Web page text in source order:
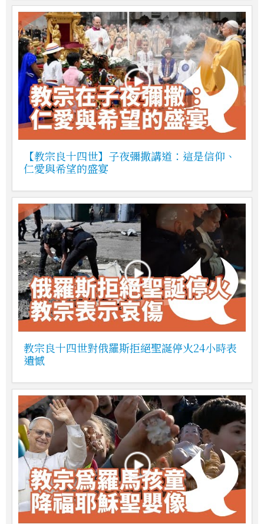
【教宗良十四世】子夜彌撒講道：這是信仰、
仁愛與希望的盛宴
教宗良十四世對俄羅斯拒絕聖誕停火24小時表
遺憾